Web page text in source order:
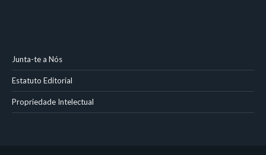
Junta-te a Nós
Estatuto Editorial
Propriedade Intelectual